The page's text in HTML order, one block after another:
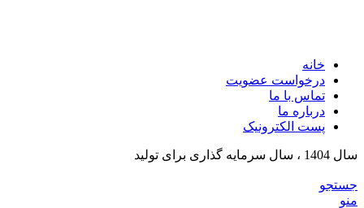
خانه
درخواست عضویت
تماس با ما
درباره ما
پست الکترونیک
سال 1404 ، سال سرمایه گذاری برای تولید
جستجو
منو